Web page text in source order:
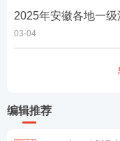
2025年安徽各地一
03-04
编辑推荐